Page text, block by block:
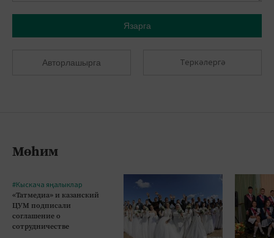
Язарга
Авторлашырга Теркәлергә
Мөһим
#Кыскача яңалыклар
«Татмедиа» и казанский
ЦУМ подписали
соглашение о
сотрудничестве